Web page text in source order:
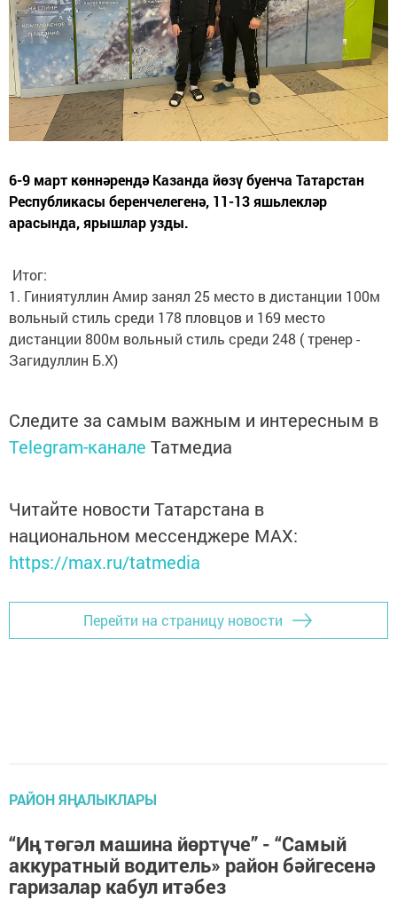
6-9 март көннәрендә Казанда йөзү буенча Татарстан
Республикасы беренчелегенә, 11-13 яшьлекләр
арасында, ярышлар узды.
Итог:
1. Гиниятуллин Амир занял 25 место в дистанции 100м
вольный стиль среди 178 пловцов и 169 место
дистанции 800м вольный стиль среди 248 ( тренер -
Загидуллин Б.Х)
Следите за самым важным и интересным в
Telegram-канале Татмедиа
Читайте новости Татарстана в
национальном мессенджере MАХ:
https://max.ru/tatmedia
Перейти на страницу новости
РАЙОН ЯҢАЛЫКЛАРЫ
“Иң төгәл машина йөртүче” - “Самый
аккуратный водитель» район бәйгесенә
гаризалар кабул итәбез